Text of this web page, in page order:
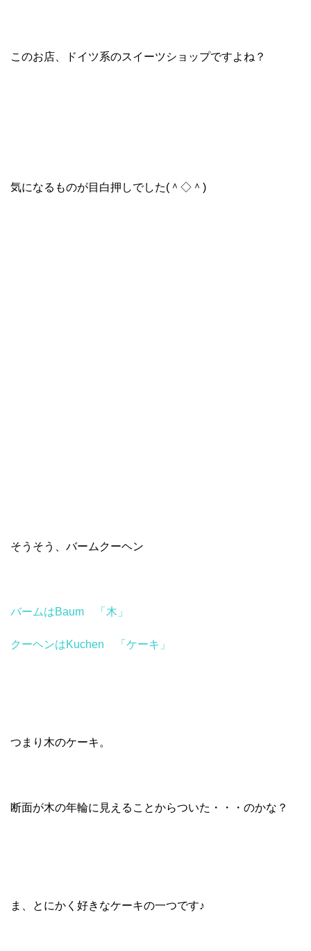
このお店、ドイツ系のスイーツショップですよね？
気になるものが目白押しでした(＾◇＾)
そうそう、バームクーヘン
バームはBaum 「木」
クーヘンはKuchen 「ケーキ」
つまり木のケーキ。
断面が木の年輪に見えることからついた・・・のかな？
ま、とにかく好きなケーキの一つです♪